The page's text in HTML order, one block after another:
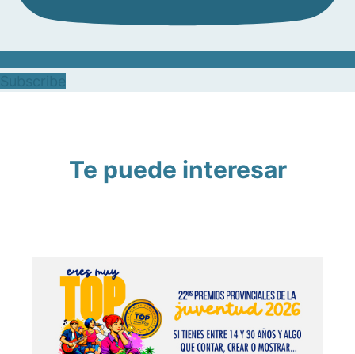
Te puede interesar